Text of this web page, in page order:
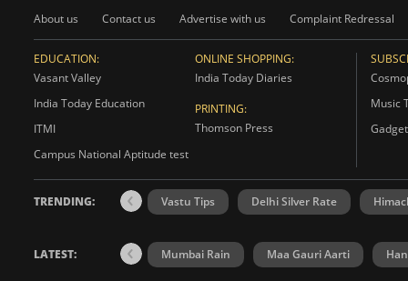
About us Contact us Advertise with us Complaint Redressal
EDUCATION:
Vasant Valley
India Today Education
ITMI
Campus National Aptitude test
ONLINE SHOPPING:
India Today Diaries
PRINTING:
Thomson Press
Music
TRENDING: Vastu Tips Delhi Silver Rate
LATEST: Mumbai Rain Maa Gauri Aarti